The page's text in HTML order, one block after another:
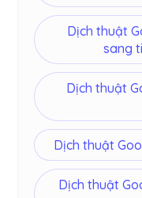
Dịch thuật
sang
Dịch thuật
Dịch thuật
Dịch thuật